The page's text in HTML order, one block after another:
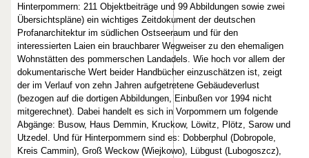
Hinterpommern: 211 Objektbeiträge und 99 Abbildungen sowie zwei
Übersichtspläne) ein wichtiges Zeitdokument der deutschen
Profanarchitektur im südlichen Ostseeraum und für den
interessierten Laien ein brauchbarer Wegweiser zu den ehemaligen
Wohnstätten des pommerschen Landadels. Wie hoch vor allem der
dokumentarische Wert beider Handbücher einzuschätzen ist, zeigt
der im Verlauf von zehn Jahren aufgetretene Gebäudeverlust
(bezogen auf die dortigen Abbildungen, Einbußen vor 1994 nicht
mitgerechnet). Dabei handelt es sich in Vorpommern um folgende
Abgänge: Busow, Haus Demmin, Kruckow, Löwitz, Plötz, Sarow und
Utzedel. Und für Hinterpommern sind es: Dobberphul (Dobropole,
Kreis Cammin), Groß Weckow (Wiejkowo), Lübgust (Lubogoszcz),